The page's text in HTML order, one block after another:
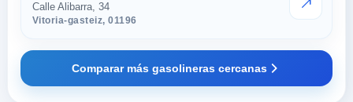
Calle Alibarra, 34
Vitoria-gasteiz,01196
VER
Comparar más gasolineras cercanas